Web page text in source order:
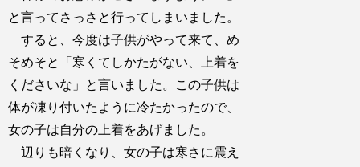
と言ってさっさと行ってしまいました。
すると、今度は子供がやって来て、め
そめそと「寒くてしかたがない、上着を
くださいな」と言いました。この子供は
体が凍り付いたように冷たかったので、
女の子は自分の上着をあげました。
辺りも暗くなり、女の子は寒さに震え